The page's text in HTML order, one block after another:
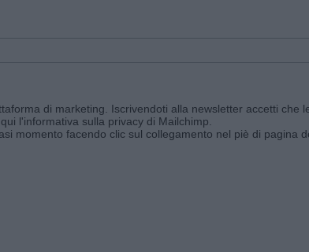
di marketing. Iscrivendoti alla newsletter accetti che
l'informativa sulla privacy di Mailchimp
momento facendo clic sul collegamento nel piè di pagina